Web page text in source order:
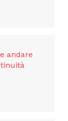
andare